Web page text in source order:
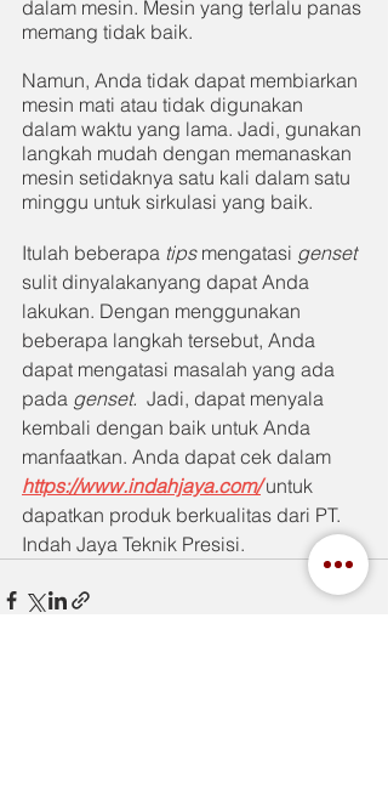
dalam mesin. Mesin yang terlalu panas
memang tidak baik.
Namun, Anda tidak dapat membiarkan
mesin mati atau tidak digunakan
dalam waktu yang lama. Jadi, gunakan
langkah mudah dengan memanaskan
mesin setidaknya satu kali dalam satu
minggu untuk sirkulasi yang baik.
Itulah beberapa tips mengatasi genset
sulit dinyalakanyang dapat Anda
lakukan. Dengan menggunakan
beberapa langkah tersebut, Anda
dapat mengatasi masalah yang ada
pada genset. Jadi, dapat menyala
kembali dengan baik untuk Anda
manfaatkan. Anda dapat cek dalam
https://www.indahjaya.com/ untuk
dapatkan produk berkualitas dari PT.
Indah Jaya Teknik Presisi.